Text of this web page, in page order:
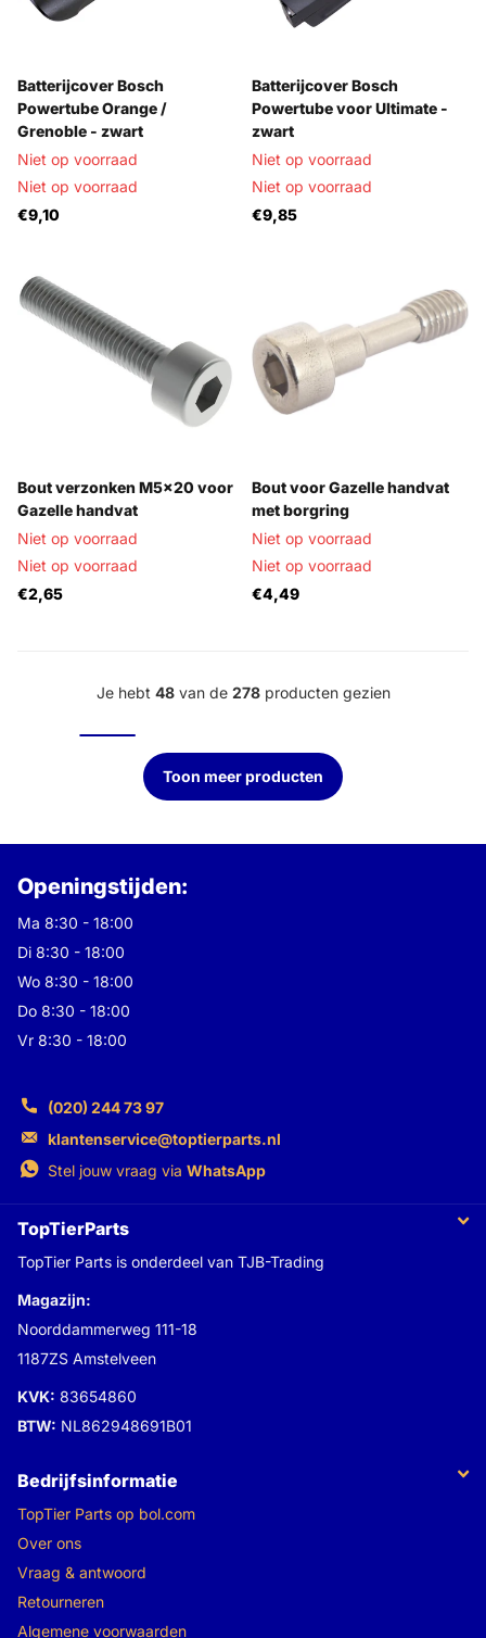
Batterijcover Bosch
Powertube Orange /
Grenoble - zwart
Niet op voorraad
Niet op voorraad
€9,10
Batterijcover Bosch
Powertube voor Ultimate -
zwart
Niet op voorraad
Niet op voorraad
€9,85
Bout verzonken M5x20 voor
Gazelle handvat
Niet op voorraad
Niet op voorraad
€2,65
Bout voor Gazelle handvat
met borgring
Niet op voorraad
Niet op voorraad
€4,49
Je hebt 48van de 278producten gezien
Toon meer producten
Openingstijden:
Ma 8:30 - 18:00
Di 8:30 - 18:00
Wo 8:30 - 18:00
Do 8:30 - 18:00
Vr 8:30 - 18:00
(020) 244 73 97
klantenservice@toptierparts.nl
Stel jouw vraag via WhatsApp
TopTierParts
TopTier Parts is onderdeel van TJB-Trading
Magazijn:
Noorddammerweg 111-18
1187ZS Amstelveen
KVK: 83654860
BTW: NL862948691B01
Bedrijfsinformatie
TopTier Parts op bol.com
Over ons
Vraag & antwoord
Retourneren
Algemene voorwaarden